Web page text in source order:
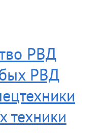
РВД
РВД
техники